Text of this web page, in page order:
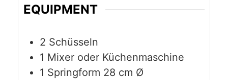
EQUIPMENT
2 Schüsseln
1 Mixer oder Küchenmaschine
1 Springform 28 cm Ø